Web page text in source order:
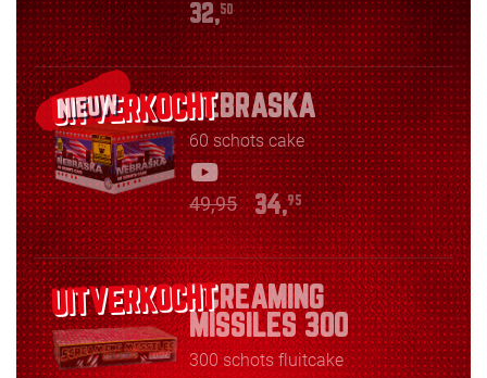
32,50
NIEUW NEBRASKA
60 schots cake
49,95 34,95
SCREAMING
MISSILES 300
300 schots fluitcake